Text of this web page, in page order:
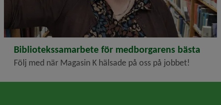
2023-02-15
Bibliotekssamarbete för medborgarens bästa
Följ med när Magasin K hälsade på oss på jobbet!